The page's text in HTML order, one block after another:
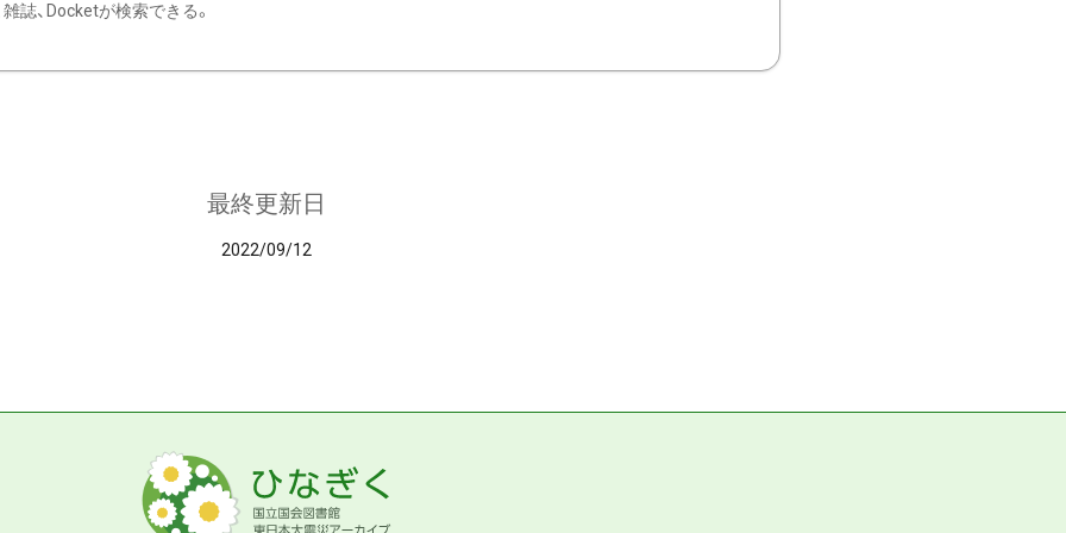
雑誌、Docketが検索できる。
最終更新日
2022/09/12